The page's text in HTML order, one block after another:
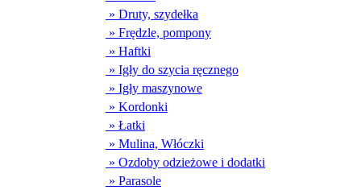
» Druty, szydełka
» Frędzle, pompony
» Haftki
» Igły do szycia ręcznego
» Igły maszynowe
» Kordonki
» Łatki
» Mulina, Włóczki
» Ozdoby odzieżowe i dodatki
» Parasole